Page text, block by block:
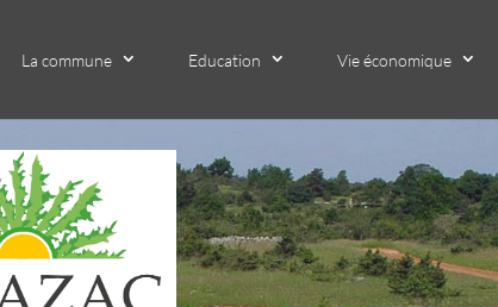
La commune Education Vie économique